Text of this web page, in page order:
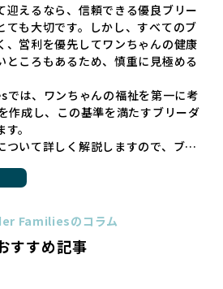
に整っていない場合が多く、販売ま
距離移動のストレスを受けることが
ような環境は、健康リスクや社会性
、ワンちゃんにとっても望ましいと
はペットショップを介
るとともに、ペットオークションや
ブリーダーの掲載も行ってしませ
がいい理由の詳細はこちら
とどまっていることが問題です。こ
んの心身の福祉やブリーダーの責任
迎えるなら、信頼できる優良ブリー
ても大切です。しかし、すべてのブ
、営利を優先してワンちゃんの健康
ところもあるため、慎重に見極める
は、ワンちゃんの福祉を第一に考
作成し、この基準を満たすブリーダ
。
ついて詳しく解説しますので、ブリ
や断耳（耳を切る）が行われている
、ワンちゃんの身体的な負担が大き
Familiesのコラム
すすめ記事